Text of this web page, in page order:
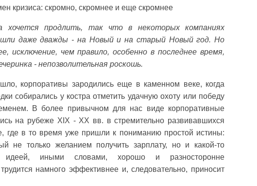
кризиса: скромно, скромнее и еще скромнее
хочется продлить, так что в некоторых компаниях
даже дважды - на Новый и на старый Новый год. Но
исключение, чем правило, особенно в последнее время,
- непозволительная роскошь.
корпоративы зародились еще в каменном веке, когда
собирались у костра отметить удачную охоту или победу
В более привычном для нас виде корпоративные
на рубеже XIX - XX вв. в стремительно развивавшихся
где в то время уже пришли к пониманию простой истины:
не только желанием получить зарплату, но и какой-то
идеей, иными словами, хорошо и разносторонне
намного эффективнее и, следовательно, приносит